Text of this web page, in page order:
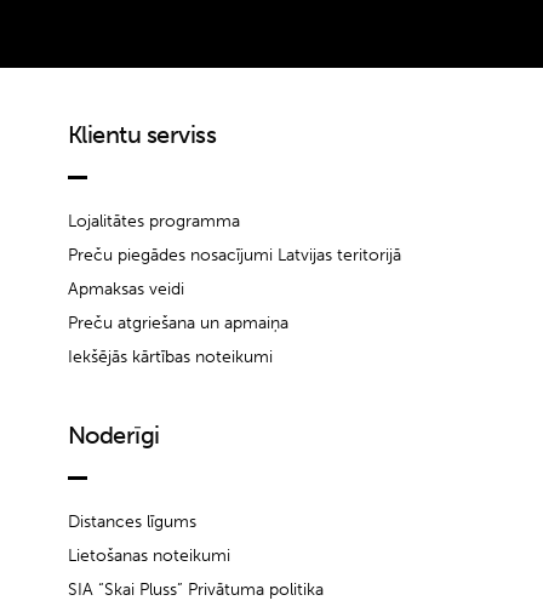
Klientu serviss
Lojalitātes programma
Preču piegādes nosacījumi Latvijas teritorijā
Apmaksas veidi
Preču atgriešana un apmaiņa
Iekšējās kārtības noteikumi
Noderīgi
Distances līgums
Lietošanas noteikumi
SIA “Skai Pluss” Privātuma politika